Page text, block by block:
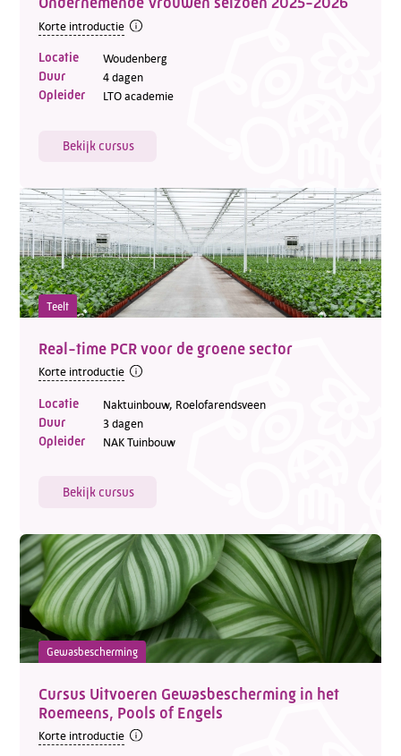
Korte introductie
Locatie Woudenberg
Duur 4 dagen
Opleider LTO academie
Bekijk cursus
Teelt
Real-time PCR voor de groene sector
Korte introductie
Locatie Naktuinbouw, Roelofarendsveen
Duur 3 dagen
Opleider NAK Tuinbouw
Bekijk cursus
Gewasbescherming
Cursus Uitvoeren Gewasbescherming in het
Roemeens, Pools of Engels
Korte introductie